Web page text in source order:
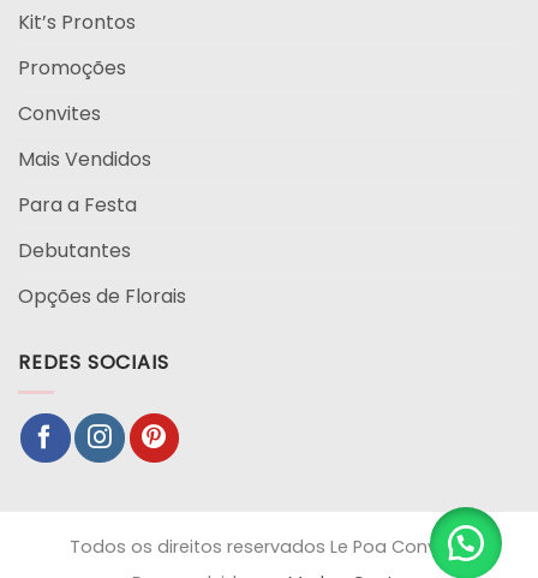
Kit’s Prontos
Promoções
Convites
Mais Vendidos
Para a Festa
Debutantes
Opções de Florais
REDES SOCIAIS
Todos os direitos reservados Le Poa Convites